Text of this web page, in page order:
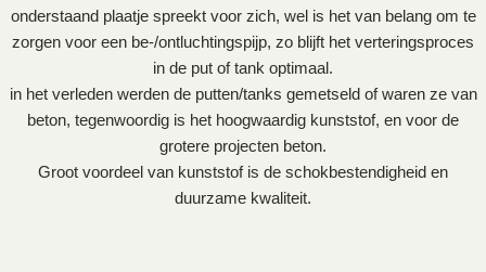
onderstaand plaatje spreekt voor zich, wel is het van belang om te
zorgen voor een be-/ontluchtingspijp, zo blijft het verteringsproces
in de put of tank optimaal.
in het verleden werden de putten/tanks gemetseld of waren ze van
beton, tegenwoordig is het hoogwaardig kunststof, en voor de
grotere projecten beton.
Groot voordeel van kunststof is de schokbestendigheid en
duurzame kwaliteit.